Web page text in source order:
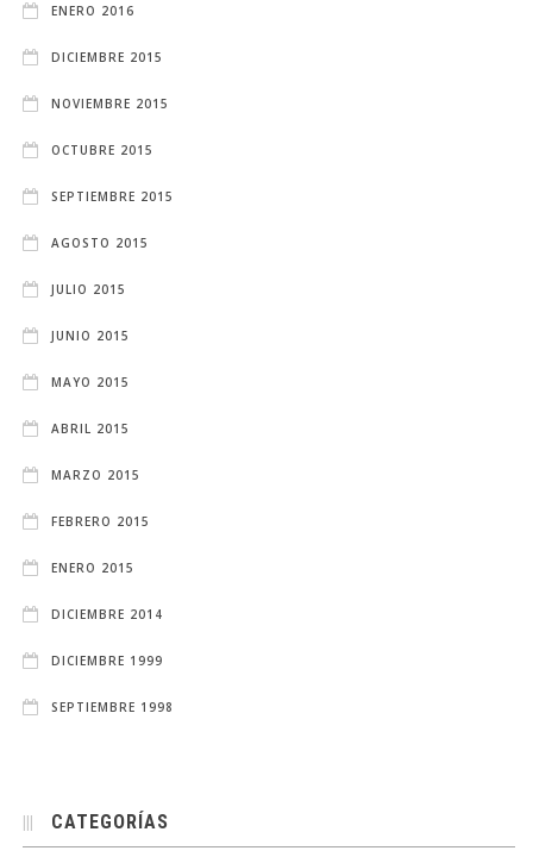
ENERO 2016
DICIEMBRE 2015
NOVIEMBRE 2015
OCTUBRE 2015
SEPTIEMBRE 2015
AGOSTO 2015
JULIO 2015
JUNIO 2015
MAYO 2015
ABRIL 2015
MARZO 2015
FEBRERO 2015
ENERO 2015
DICIEMBRE 2014
DICIEMBRE 1999
SEPTIEMBRE 1998
CATEGORÍAS